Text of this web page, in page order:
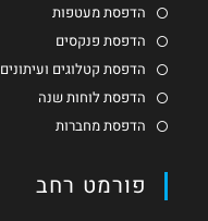
הדפסת מעטפות
הדפסת פנקסים
הדפסת קטלוגים ועיתונים
הדפסת לוחות שנה
הדפסת מחברות
פורמט רחב